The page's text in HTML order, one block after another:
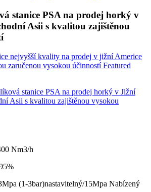
stanice PSA na prodej horký v
Asii s kvalitou zajištěnou
Nm3/h
(1-3bar)nastavitelný/15Mpa Nabízený